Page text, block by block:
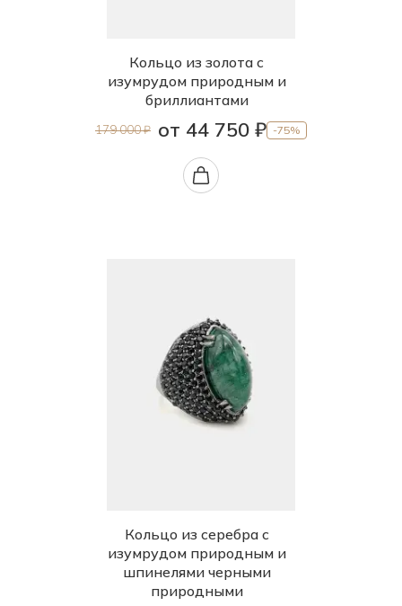
Кольцо из золота с
изумрудом природным и
бриллиантами
179 000 ₽ от 44 750 ₽ -75%
Кольцо из серебра с
изумрудом природным и
шпинелями черными
природными